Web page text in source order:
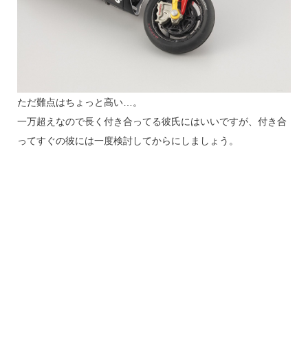
ただ難点はちょっと高い…。
一万超えなので長く付き合ってる彼氏にはいいですが、付き合
ってすぐの彼には一度検討してからにしましょう。